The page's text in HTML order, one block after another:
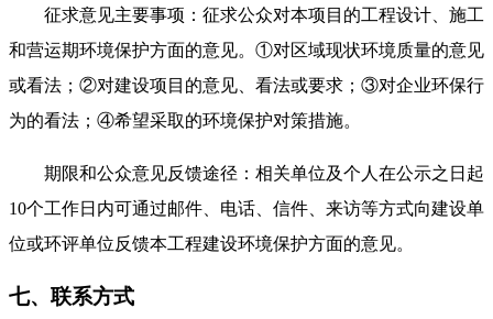
征求意见主要事项：征求公众对本项目的工程设计、施工
和营运期环境保护方面的意见。 ①对区域现状环境质量的意见
或看法； ②对建设项目的意见、看法或要求； ③对企业环保行
为的看法； ④希望采取的环境保护对策措施。
期限和公众意见反馈途径：相关单位及个人在公示之日起
10个工作日内可通过邮件、电话、信件、来访等方式向建设单
位或环评单位反馈本工程建设环境保护方面的意见。
七、联系方式